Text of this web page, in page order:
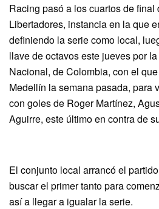
Racing pasó a los cuartos de final
Libertadores, instancia en la que
definiendo la serie como local,
llave de octavos este jueves por
Nacional, de Colombia, con el
Medellín la semana pasada, para
con goles de Roger Martínez,
Aguirre, este último en contra de
El conjunto local arrancó el
buscar el primer tanto para
así a llegar a igualar la serie.